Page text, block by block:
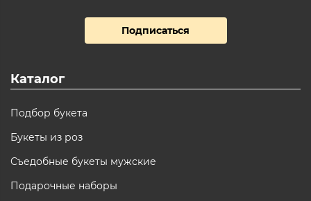
Подписаться
Каталог
Подбор букета
Букеты из роз
Съедобные букеты мужские
Подарочные наборы